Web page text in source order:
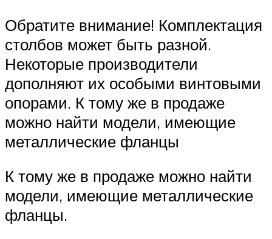
​Обратите внимание! Комплектация
столбов может быть разной.
Некоторые производители
дополняют их особыми винтовыми
опорами. К тому же в продаже
можно найти модели, имеющие
металлические фланцы
К тому же в продаже можно найти
модели, имеющие металлические
фланцы.